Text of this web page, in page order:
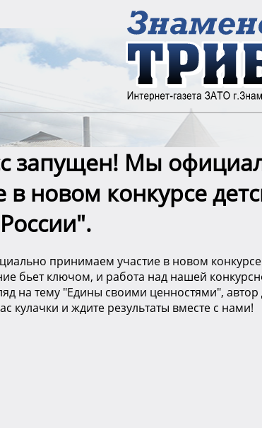
запущен! Мы
новом конкурсе
принимаем участие в новом конкурсе
бьет ключом, и работа над нашей
на тему "Едины своими ценностями",
кулачки и ждите результаты вместе с нами!